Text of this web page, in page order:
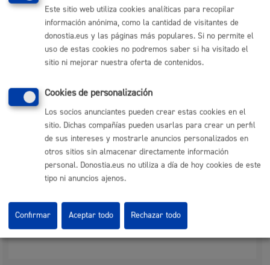
autorización de representación.
Si quieres otorgar una representación más duradera
puedes hacerlo en elregistro de representantes.
Cuándo lo pueden solicitar
Durante todo el año
Responsable de la tramitación
Departamento:Dirección de Presidencia
Este sitio web utiliza cookies analíticas para recopilar
información anónima, como la cantidad de visitantes de
donostia.eus y las páginas más populares. Si no permite el
uso de estas cookies no podremos saber si ha visitado el
sitio ni mejorar nuestra oferta de contenidos.
Cookies de personalización
Los socios anunciantes pueden crear estas cookies en el
sitio. Dichas compañías pueden usarlas para crear un perfil
de sus intereses y mostrarle anuncios personalizados en
otros sitios sin almacenar directamente información
personal. Donostia.eus no utiliza a día de hoy cookies de este
tipo ni anuncios ajenos.
Rechazar todo
Confirmar Aceptar todo